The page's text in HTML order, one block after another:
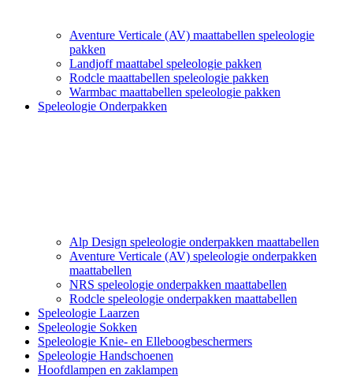
Aventure Verticale (AV) maattabellen speleologie
pakken
Landjoff maattabel speleologie pakken
Rodcle maattabellen speleologie pakken
Warmbac maattabellen speleologie pakken
Speleologie Onderpakken
Alp Design speleologie onderpakken maattabellen
Aventure Verticale (AV) speleologie onderpakken
maattabellen
NRS speleologie onderpakken maattabellen
Rodcle speleologie onderpakken maattabellen
Speleologie Laarzen
Speleologie Sokken
Speleologie Knie- en Elleboogbeschermers
Speleologie Handschoenen
Hoofdlampen en zaklampen